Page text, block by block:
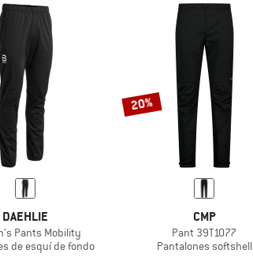
DAEHLIE
Pants Mobility
de esquí de fondo
20%
CMP
Pant 39T1077
Pantalones softshell